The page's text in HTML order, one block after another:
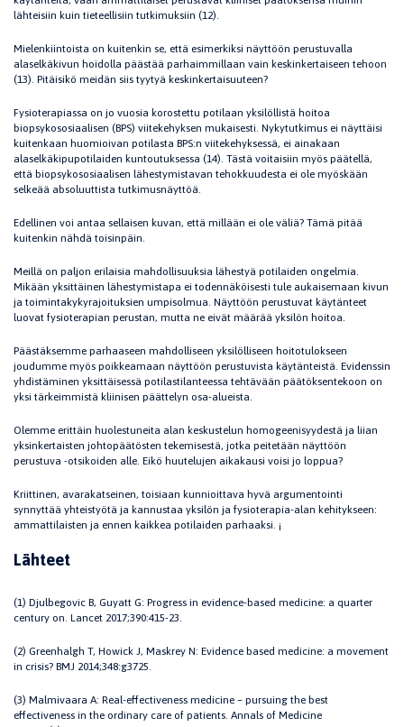
lähteisiin kuin tieteellisiin tutkimuksiin (12).
Mielenkiintoista on kuitenkin se, että esimerkiksi näyttöön perustuvalla
alaselkäkivun hoidolla päästää parhaimmillaan vain keskinkertaiseen tehoon
(13). Pitäisikö meidän siis tyytyä keskinkertaisuuteen?
Fysioterapiassa on jo vuosia korostettu potilaan yksilöllistä hoitoa
biopsykososiaalisen (BPS) viitekehyksen mukaisesti. Nykytutkimus ei näyttäisi
kuitenkaan huomioivan potilasta BPS:n viitekehyksessä, ei ainakaan
alaselkäkipupotilaiden kuntoutuksessa (14). Tästä voitaisiin myös päätellä,
että biopsykososiaalisen lähestymistavan tehokkuudesta ei ole myöskään
selkeää absoluuttista tutkimusnäyttöä.
Edellinen voi antaa sellaisen kuvan, että millään ei ole väliä? Tämä pitää
kuitenkin nähdä toisinpäin.
Meillä on paljon erilaisia mahdollisuuksia lähestyä potilaiden ongelmia.
Mikään yksittäinen lähestymistapa ei todennäköisesti tule aukaisemaan kivun
ja toimintakykyrajoituksien umpisolmua. Näyttöön perustuvat käytänteet
luovat fysioterapian perustan, mutta ne eivät määrää yksilön hoitoa.
Päästäksemme parhaaseen mahdolliseen yksilölliseen hoitotulokseen
joudumme myös poikkeamaan näyttöön perustuvista käytänteistä. Evidenssin
yhdistäminen yksittäisessä potilastilanteessa tehtävään päätöksentekoon on
yksi tärkeimmistä kliinisen päättelyn osa-alueista.
Olemme erittäin huolestuneita alan keskustelun homogeenisyydestä ja liian
yksinkertaisten johtopäätösten tekemisestä, jotka peitetään näyttöön
perustuva -otsikoiden alle. Eikö huutelujen aikakausi voisi jo loppua?
Kriittinen, avarakatseinen, toisiaan kunnioittava hyvä argumentointi
synnyttää yhteistyötä ja kannustaa yksilön ja fysioterapia-alan kehitykseen:
ammattilaisten ja ennen kaikkea potilaiden parhaaksi. ¡
Lähteet
(1) Djulbegovic B, Guyatt G: Progress in evidence-based medicine: a quarter
century on. Lancet 2017;390:415-23.
(2) Greenhalgh T, Howick J, Maskrey N: Evidence based medicine: a movement
in crisis? BMJ 2014;348:g3725.
(3) Malmivaara A: Real-effectiveness medicine – pursuing the best
effectiveness in the ordinary care of patients. Annals of Medicine